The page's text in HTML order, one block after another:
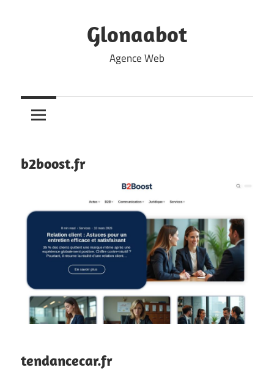
Glonaabot
Agence Web
b2boost.fr
tendancecar.fr